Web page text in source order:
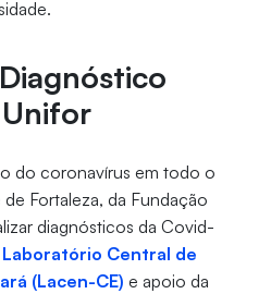
do coronavírus em todo o
Fortaleza, da Fundação
diagnósticos da Covid-
Laboratório Central de
(Lacen-CE) e apoio da